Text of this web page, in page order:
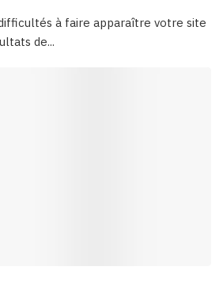
à faire apparaître votre site
de...